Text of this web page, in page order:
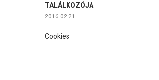
TALÁLKOZÓJA
2016.02.21
Cookies